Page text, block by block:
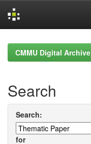
navigationCMMU Digital Archive
Search
Search:
for